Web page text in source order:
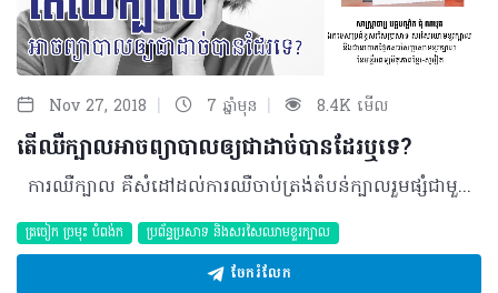
Nov 27, 2018 | 7 ឆ្នាំមុន | 8.4K មើល
តើឈឺក្បាលអាចព្យាបាលឲ្យជាដាច់បានដែរឬទេ?
ការឈឺក្បាល គឺសំដៅដល់ការឈឺចាប់ត្រង់តំបន់ក្បាលរួមផ្សំជាមួយការឈឺនៅត្រង់ភ្នែក ត្រចៀក មុខ ឬកញ្ចឹងកជាដើម។ វាជាបញ្ហាសរសៃប្រសាទមួយដែលតែងជួបប្រទះចំពោះមនុស្សគ្រប់វ័យទាំងអស់ ជាពិសេសកើតឡើងកាន់តែញឹកញាប់ទៅលើមនុស្សពេញវ័យ និងប្រែជាថយចុះទៅវិញនៅពេលវ័យកាន់តែចាស់។ ថ្វីត្បិតការឈឺក្បាលមិនបង្កឲ្យមានគ្រោះថ្នាក់ធ្ងន់ធ្ងរដល់សុខភាព ប៉ុន្តែវាពិតជារំខានដល់ការងារ ក៏ដូចជាការរស់នៅប្រចាំថ្ងៃរបស់អ្នកខ្លាំងណាស់។ ដូច្នេះ អ្នកគួរស្វែងរកការព្យាបាលមួយដ៏សមស្របជាមួយគ្រូពេទ្យជំនាញ ជាជាងការប្រើប្រាស់ថ្នាំដោយខ្លួនឯងដែលជាហេតុបង្កឲ្យបញ្ហាកាន់តែធ្ងន់ធ្ងរ។ សំណួរ៖ ខ្ញុំបាទអាយុ២១ឆ្នាំ ភេទប្រុស កម្ពស់១ម៉ែត្រ៦០ ទម្ងន់៥៤គីឡូក្រាម មុខរបរជានិស្សិត។ យូរៗម្តងខ្ញុំមានរោគសញ្ញាឈឺក្បាល និងថប់ដង្ហើម ហើយធ្លាប់ទទួលបានការព្យាបាលដោយប្រើប្រាស់ថ្នាំប៉ាណាដុល ឬប្រូខូល ប៉ុន្តែមិនមានប្រើថ្នាំប្រចាំកាយអ្វីទេ។ ខ្ញុំចង់សួរថា តើហេតុអ្វី មនុស្សត្រូវតែឈឺក្បាល? តើការឈឺក្បាលនេះ អាចព្យាបាលឲ្យជាដាច់បានទេ? ចម្លើយ៖ ការឈឺក្បាលចែកចេញជាពីរ ការឈឺក្បាលដោយអារម្មណ៍ និងការឈឺលើប្រព័ន្ធប្រសាទខួរក្បាល។ គ្មាននរណាម្នាក់ដែលមិនធ្លាប់ឆ្លងកាត់ការឈឺក្បាលនោះទេ។ ការឈឺចាប់ជាការផ្តល់ព័ត៌មានតាមរយៈកន្លែងផ្សេងៗមកឲ្យខួរក្បាល ដែលហៅថាមណ្ឌលប្រសាទកណ្តាល ដែលជាអ្នកបកប្រែការឈឺចាប់ ហេតុនេះបានជាពេលយើងគេងលក់ ឬប្រើថ្នាំសន្តំ នោះការឈឺចាប់ គឺលែងមាន។ អារម្មណ៍ឈឺក្បាលមានការព្យាបាលសាមញ្ញដោយគ្រាន់តែលុបបំបាត់មូលហេតុដែលធ្វើឲ្យឈឺក្បាលណាមួយ។ មុខរបរជានិស្សិតតែងតែមានការឈឺក្បាលដោយសារតែមានភាពរវល់នឹងការសិក្សា។ ការហាត់ប្រាណ សម្រាកឲ្យបានគ្រប់គ្រាន់ និងញ៉ាំអាហារឲ្យបានទៀងទាត់ ស្តាប់ចម្រៀងបន្ធូរភាពតានតឹង ឬពេលក្រោក​ពីគេងអាចញ៉ាំទឹកមួយកែវយឺតៗ ដាក់ដៃលើកញ្ចឹង​ក ងាកកយឺតៗ២ទៅ៥នាទីដោយខ្លួនឯង ក៏អាចមានភាពធូរស្រាលបានខ្លះដែរ។ ការញ៉ាំថ្នាំដែលមិនមានវេជ្ជបញ្ជាត្រឹមត្រូវ ថ្នាំបំបាត់ការឈឺចាប់ អាចបង្កឲ្យកាន់តែឈឺខ្លាំងថែមទៀត។ បកស្រាយដោយ៖ សាស្ត្រាចារ្យ វេជ្ជបណ្ឌិត ជុំ ណាវុធ ឯកទេសប្រព័ន្ធសរសៃប្រសាទ សរសៃឈាមខួរក្បាល និងជានាយកផ្នែកសរសៃប្រសាទខួរក្បាល នៃមន្ទីរពេទ្យមិត្តភាពខ្មែរ-សូវៀត ©2018 រក្សាសិទ្ធិគ្រប់យ៉ាង​ដោយ Healthtime Corporation ចំពោះគ្រប់អត្ថបទដោយគ្មានផ្នែកណាមួយត្រូវបោះពុម្ពផ្សាយចូលប្រព័ន្ធអ៊ីនធឺណែត ឧបករណ៍អេឡិចត្រូនិក អាត់ជាសំឡេង ឬថតចំលងគ្រប់រូបភាពដោយគ្មានការអនុញ្ញាតឡើយ
ត្រចៀក ច្រមុះ បំពង់ក ប្រព័ន្ធប្រសាទ និងសរសៃឈាមខួរក្បាល
ចែករំលែក